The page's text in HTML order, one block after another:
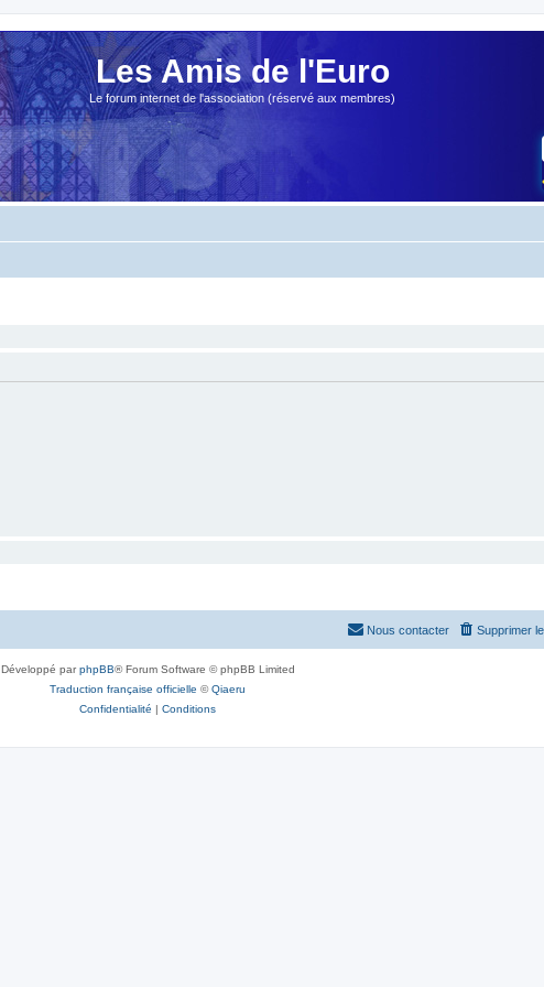
Les Amis de l'Euro
Le forum internet de l'association (réservé aux membres)
Supprimer
Nous contacter
Développé parphpBB® Forum Software © phpBB Limited
Traduction française officielle ©Qiaeru
Confidentialité | Conditions